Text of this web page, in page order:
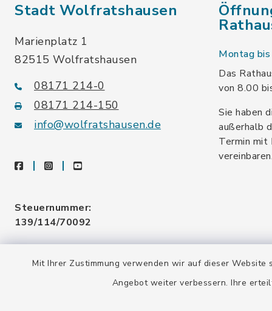
Mit Ihrer Zustimmung verwenden wir auf dieser
Angebot weiter verbessern. Ihre
Stadt Wolfratshausen
Marienplatz 1
82515 Wolfratshausen
08171 214-0
08171 214-150
info@wolfratshausen.de
facebookinstagramyoutube
Steuernummer:
139/114/70092
DE128 378 377
Montag
Das
von 8.00
Sie haben
außerhalb
Termin mit
vereinbaren.